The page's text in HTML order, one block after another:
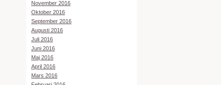
November 2016
Oktober 2016
September 2016
Augusti 2016
Juli 2016
Juni 2016
Maj 2016
April 2016
Mars 2016